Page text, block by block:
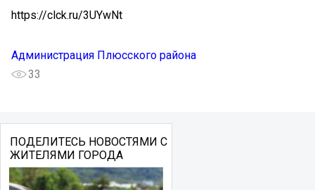
https://clck.ru/3UYwNt
Администрация Плюсского района
33
ПОДЕЛИТЕСЬ НОВОСТЯМИ С
ЖИТЕЛЯМИ ГОРОДА